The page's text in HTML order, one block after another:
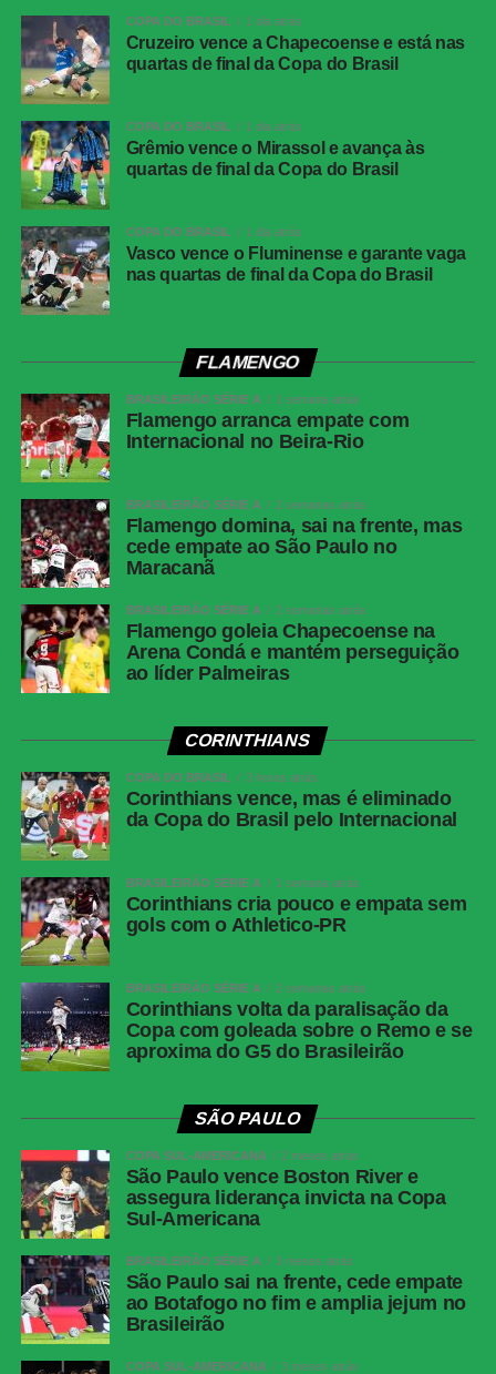
Local: Parque José Nasazzi, em Montevidéu, no Uruguai
COMENTE ABAIXO:
WhatsApp
Facebook
Twitter
Messenger
LinkedIn
COPA DO BRASIL 1 dia atrás
Cruzeiro vence a Chapecoense e está nas
quartas de final da Copa do Brasil
COPA DO BRASIL 1 dia atrás
Grêmio vence o Mirassol e avança às
quartas de final da Copa do Brasil
COPA DO BRASIL 1 dia atrás
Vasco vence o Fluminense e garante vaga
nas quartas de final da Copa do Brasil
FLAMENGO
BRASILEIRÃO SÉRIE A 1 semana atrás
Flamengo arranca empate com
Internacional no Beira-Rio
BRASILEIRÃO SÉRIE A 2 semanas atrás
Flamengo domina, sai na frente, mas
cede empate ao São Paulo no
Maracanã
BRASILEIRÃO SÉRIE A 2 semanas atrás
Flamengo goleia Chapecoense na
Arena Condá e mantém perseguição
ao líder Palmeiras
CORINTHIANS
COPA DO BRASIL 3 horas atrás
Corinthians vence, mas é eliminado
da Copa do Brasil pelo Internacional
BRASILEIRÃO SÉRIE A 1 semana atrás
Corinthians cria pouco e empata sem
gols com o Athletico-PR
BRASILEIRÃO SÉRIE A 2 semanas atrás
Corinthians volta da paralisação da
Copa com goleada sobre o Remo e se
aproxima do G5 do Brasileirão
SÃO PAULO
COPA SUL-AMERICANA 2 meses atrás
São Paulo vence Boston River e
assegura liderança invicta na Copa
Sul-Americana
BRASILEIRÃO SÉRIE A 3 meses atrás
São Paulo sai na frente, cede empate
ao Botafogo no fim e amplia jejum no
Brasileirão
COPA SUL-AMERICANA 3 meses atrás